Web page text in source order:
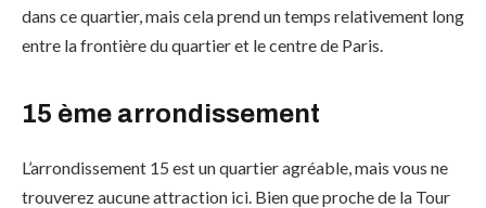
dans ce quartier, mais cela prend un temps relativement long
entre la frontière du quartier et le centre de Paris.
15 ème arrondissement
L’arrondissement 15 est un quartier agréable, mais vous ne
trouverez aucune attraction ici. Bien que proche de la Tour